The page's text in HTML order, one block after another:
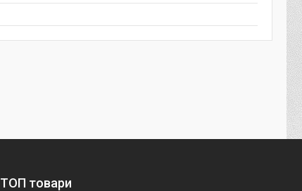
ТОП товари